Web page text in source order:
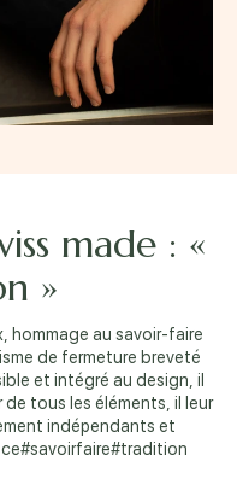
made : «
»
hommage au savoir-faire
de fermeture breveté
et intégré au design, il
tous les éléments, il leur
indépendants et